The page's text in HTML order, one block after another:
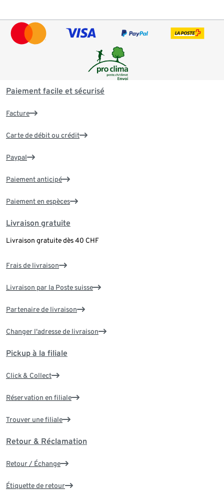
Paiement facile et sécurisé
Facture
Carte de débit ou crédit
Paypal
Paiement anticipé
Paiement en espèces
Livraison gratuite
Livraison gratuite dès 40 CHF
Frais de livraison
Livraison par la Poste suisse
Partenaire de livraison
Changer l'adresse de livraison
Pickup à la filiale
Click & Collect
Réservation en filiale
Trouver une filiale
Retour & Réclamation
Retour / Échange
Étiquette de retour